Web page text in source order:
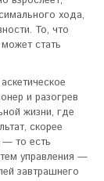
хода,
То, что
стать
и разогрев
жизни, где
скорее
— то есть
управления —
завтрашнего